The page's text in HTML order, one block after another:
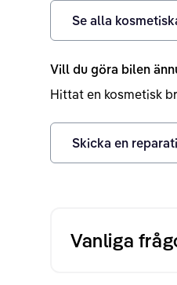
Se alla
Vill du göra bilen
Hittat en kosmetisk
Skicka en
Vanliga